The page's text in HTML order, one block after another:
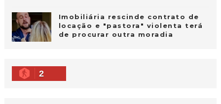
Imobiliária rescinde contrato de
locação e "pastora" violenta terá
de procurar outra moradia
2